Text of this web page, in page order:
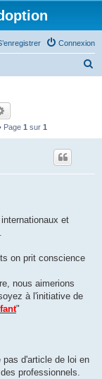
Connexion
Page 1 sur 1
et
on prit conscience
nous aimerions
à l'initiative de
"
pas d'article de loi en
professionnels.